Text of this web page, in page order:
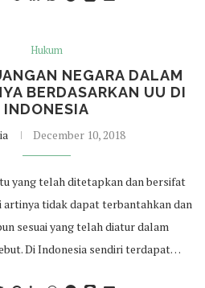
Hukum
NEGARA DALAM
BERDASARKAN UU DI
INDONESIA
December 10, 2018
yang telah ditetapkan dan bersifat
tidak dapat terbantahkan dan
sesuai yang telah diatur dalam
Di Indonesia sendiri terdapat…